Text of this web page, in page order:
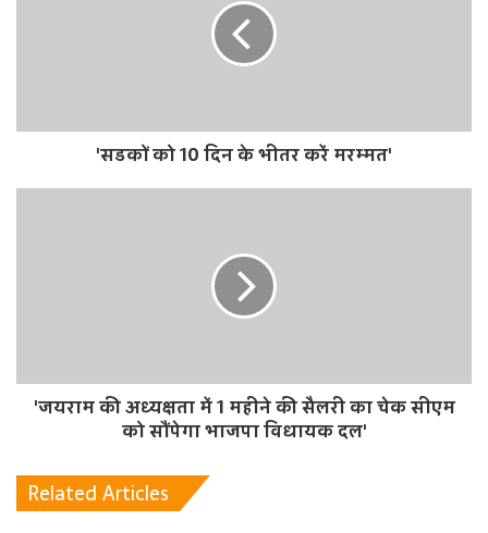
'सडकों को 10 दिन के भीतर करें मरम्मत'
'जयराम की अध्यक्षता में 1 महीने की सैलरी का चेक सीएम
को सौंपेगा भाजपा विधायक दल'
Related Articles